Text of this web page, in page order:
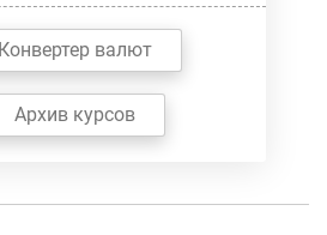
Конвертер валют
Архив курсов